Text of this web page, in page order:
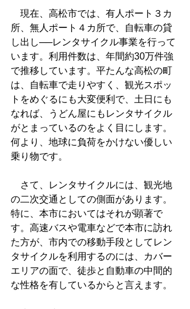
現在、高松市では、有人ポート３カ
所、無人ポート４カ所で、自転車の貸
し出し──レンタサイクル事業を行って
います。利用件数は、年間約30万件強
で推移しています。平たんな高松の町
は、自転車で走りやすく、観光スポッ
トをめぐるにも大変便利で、土日にも
なれば、うどん屋にもレンタサイクル
がとまっているのをよく目にします。
何より、地球に負荷をかけない優しい
乗り物です。
さて、レンタサイクルには、観光地
の二次交通としての側面があります。
特に、本市においてはそれが顕著で
す。高速バスや電車などで本市に訪れ
た方が、市内での移動手段としてレン
タサイクルを利用するのには、カバー
エリアの面で、徒歩と自動車の中間的
な性格を有しているからと言えます。